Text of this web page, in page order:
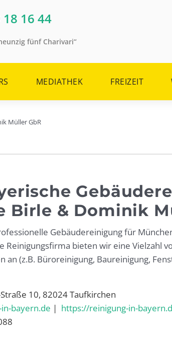
16 44
fünf Charivari“
MEDIATHEK FREIZEIT
Müller GbR
Birle & Dominik
Gebäudereinigung für
Reinigungsfirma bieten wir eine Vielzahl
an (z.B. Büroreinigung, Baureinigung,
10, 82024 Taufkirchen
bayern.de | https://reinigung-in-